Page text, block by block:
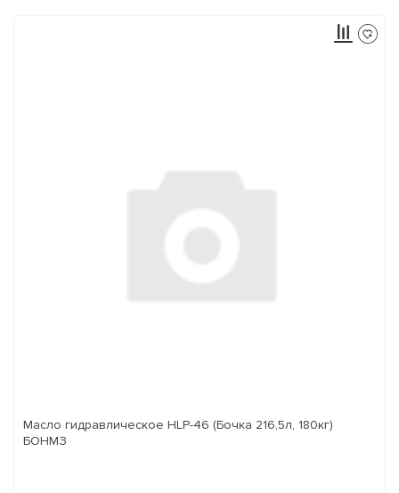
Масло гидравлическое HLP-46 (Бочка 216,5л, 180кг)
БОНМЗ